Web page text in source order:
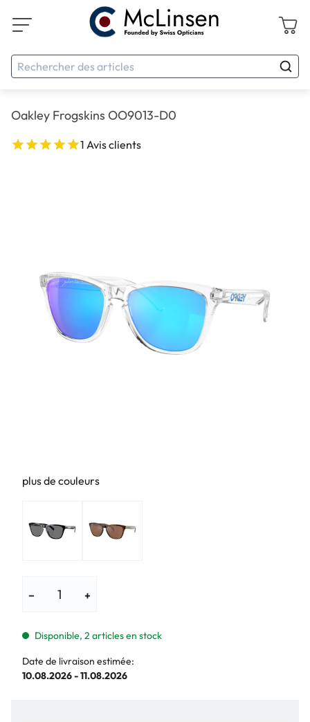
Oakley Frogskins OO9013-D0
1 Avis clients
plus de couleurs
− +
Disponible, 2 articles en stock
Date de livraison estimée:
10.08.2026 - 11.08.2026